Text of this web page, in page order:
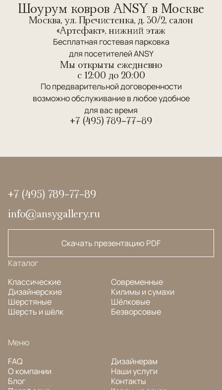
Шоурум ковров ANSY в Москве
Москва, ул. Пречистенка, д. 30/2, салон
«Артефакт», нижний этаж
Бесплатная гостевая парковка
для посетителей ANSY
Мы открыты ежедневно
c 12:00 до 20:00
По предварительной договоренности
возможно обслуживание в любое удобное
для вас время
+7 (495) 789-77-89
+7 (495) 789-77-89
info@ansygallery.ru
Скачать презентацию PDF
Каталог
Классические
Дизайнерские
Шерстяные
Шерсть и шёлк
Современные
Килимы и сумахи
Шёлковые
Безворсовые
Меню
FAQ
О компании
Блог
Дизайнерам
Наши услуги
Контакты